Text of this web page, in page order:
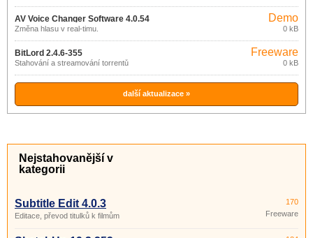
AV Voice Changer Software 4.0.54
Změna hlasu v real-timu.
Demo
0 kB
BitLord 2.4.6-355
Stahování a streamování torrentů
Freeware
0 kB
další aktualizace »
Nejstahovanější v
kategorii
Subtitle Edit 4.0.3
Editace, převod titulků k filmům
170
Freeware